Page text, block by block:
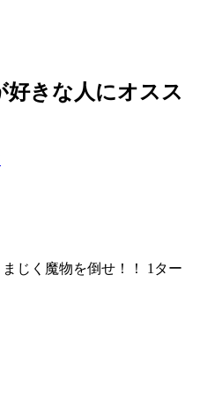
好きな人にオスス
じく魔物を倒せ！！ 1ター